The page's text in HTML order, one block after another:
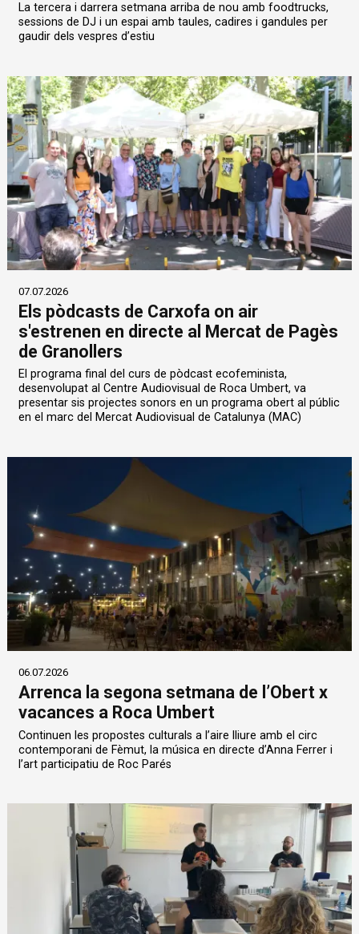
La tercera i darrera setmana arriba de nou amb foodtrucks,
sessions de DJ i un espai amb taules, cadires i gandules per
gaudir dels vespres d’estiu
07.07.2026
Els pòdcasts de Carxofa on air
s'estrenen en directe al Mercat de Pagès
de Granollers
El programa final del curs de pòdcast ecofeminista,
desenvolupat al Centre Audiovisual de Roca Umbert, va
presentar sis projectes sonors en un programa obert al públic
en el marc del Mercat Audiovisual de Catalunya (MAC)
06.07.2026
Arrenca la segona setmana de l’Obert x
vacances a Roca Umbert
Continuen les propostes culturals a l’aire lliure amb el circ
contemporani de Fèmut, la música en directe d’Anna Ferrer i
l’art participatiu de Roc Parés